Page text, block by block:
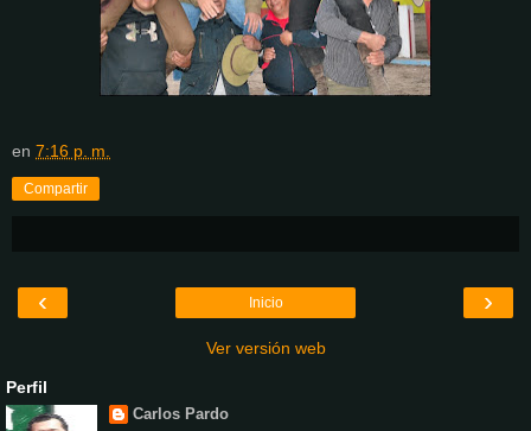
en 7:16 p. m.
Compartir
‹ ›
Inicio
Ver versión web
Perfil
Carlos Pardo